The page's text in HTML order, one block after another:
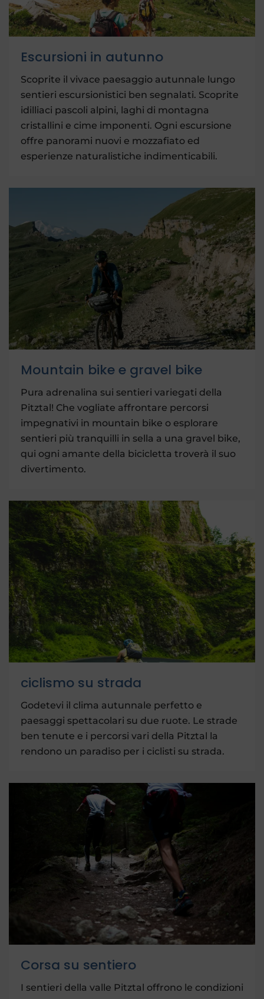
Escursioni in autunno
Scoprite il vivace paesaggio autunnale lungo
sentieri escursionistici ben segnalati. Scoprite
idilliaci pascoli alpini, laghi di montagna
cristallini e cime imponenti. Ogni escursione
offre panorami nuovi e mozzafiato ed
esperienze naturalistiche indimenticabili.
Mountain bike e gravel bike
Pura adrenalina sui sentieri variegati della
Pitztal! Che vogliate affrontare percorsi
impegnativi in ​​mountain bike o esplorare
sentieri più tranquilli in sella a una gravel bike,
qui ogni amante della bicicletta troverà il suo
divertimento.
ciclismo su strada
Godetevi il clima autunnale perfetto e
paesaggi spettacolari su due ruote. Le strade
ben tenute e i percorsi vari della Pitztal la
rendono un paradiso per i ciclisti su strada.
Corsa su sentiero
I sentieri della valle Pitztal offrono le condizioni